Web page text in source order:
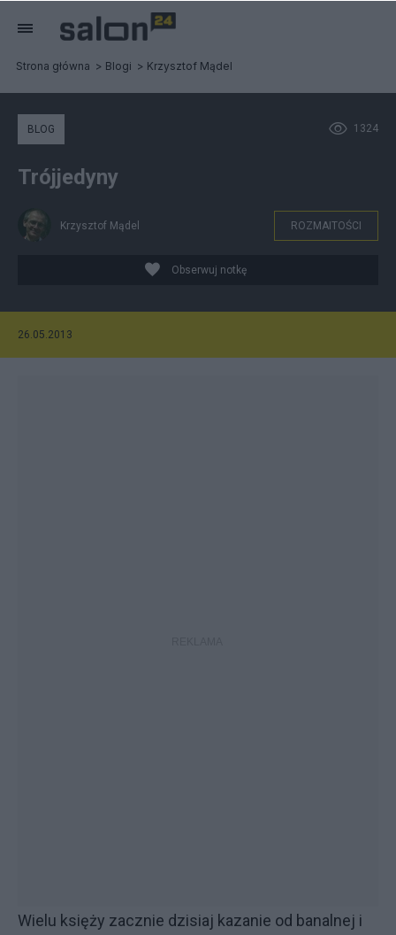
Strona główna Blogi Krzysztof Mądel
1324
BLOG
Trójjedyny
Krzysztof Mądel ROZMAITOŚCI
Obserwuj notkę
26.05.2013
Wielu księży zacznie dzisiaj kazanie od banalnej i